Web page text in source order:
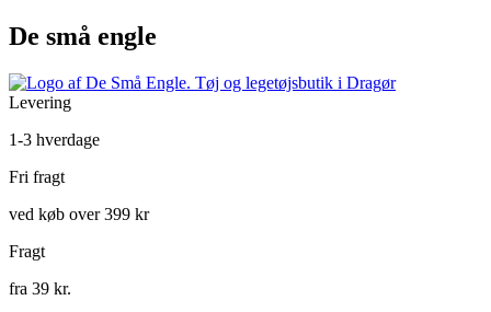
De små engle
Levering
1-3 hverdage
Fri fragt
ved køb over 399 kr
Fragt
fra 39 kr.